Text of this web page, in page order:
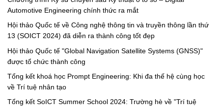
Automotive Engineering chính thức ra mắt
Hội thảo Quốc tế về Công nghệ thông tin và truyền thông lần thứ
13 (SOICT 2024) đã diễn ra thành công tốt đẹp
Hội thảo Quốc tế "Global Navigation Satellite Systems (GNSS)"
được tổ chức thành công
Tổng kết khoá học Prompt Engineering: Khi đa thế hệ cùng học
về Trí tuệ nhân tạo
Tổng kết SoICT Summer School 2024: Trường hè về "Trí tuệ